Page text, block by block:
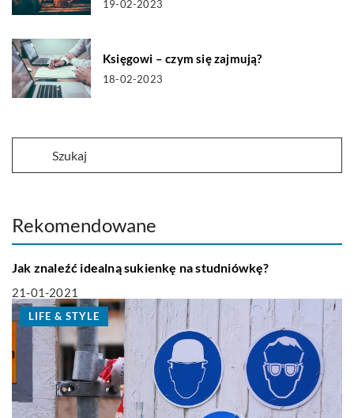
19-02-2023
Księgowi – czym się zajmują?
18-02-2023
Rekomendowane
LIFE & STYLE
Jak znaleźć idealną sukienkę na studniówkę?
21-01-2021
LIFE & STYLE